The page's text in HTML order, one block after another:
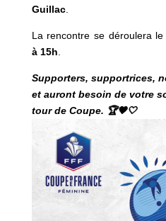
Guillac.
La rencontre se déroulera le
à 15h
Supporters, supportrices,
et auront besoin de votre
tour de Coupe. 🏆🖤🤍